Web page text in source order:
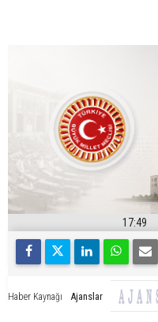
17:49
Haber Kaynağı Ajanslar